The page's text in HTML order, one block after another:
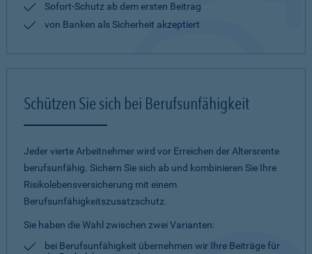
Sofort-Schutz ab dem ersten Beitrag
von Banken als Sicherheit akzeptiert
Schützen Sie sich bei Berufsunfähigkeit
Jeder vierte Arbeitnehmer wird vor Erreichen der Altersrente
berufsunfähig. Sichern Sie sich ab und kombinieren Sie Ihre
Risikolebensversicherung mit einem
Berufsunfähigkeitszusatzschutz.
Sie haben die Wahl zwischen zwei Varianten:
bei Berufsunfähigkeit übernehmen wir Ihre Beiträge für